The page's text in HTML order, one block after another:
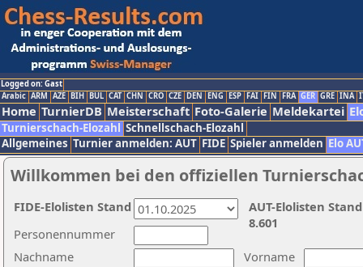
Logged on: Gast
Arabic ARM AZE BIH BUL CAT CHN CRO CZE DEN ENG ESP FAI FIN FRA GER GRE INA
Home TurnierDB Meisterschaft Foto-Galerie Meldekartei
Turnierschach-Elozahl Schnellschach-Elozahl
Allgemeines Turnier anmelden: AUT FIDE Spieler anmelden Elo
Willkommen bei den offiziellen
Nachname
Vorname
Personennummer
AUT-Elolisten
8.601
FIDE-Elolisten Stand